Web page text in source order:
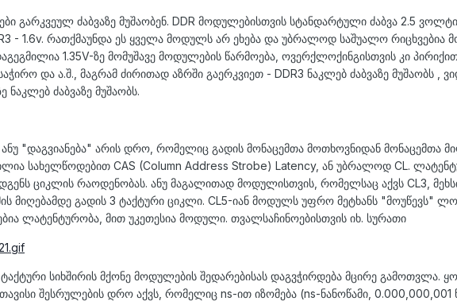
გარკვეულ ძაბვაზე მუშაობენ. DDR მოდულებისთვის სტანდარტული ძაბვა 2.5
- 1.6v. რათქმაუნდა ეს ყველა მოდულს არ ეხება და უბრალოდ საშუალო რიცხვებია
1.35V-ზე მომუშავე მოდულების წარმოება, ოვერქლოქინგისთვის კი
საჭირო და ა.შ., მაგრამ ძირითად აზრში გაერკვიეთ - DDR3 ნაკლებ ძაბვაზე მუშაობს ,
ნაკლებ ძაბვაზე მუშაობს.
"დაგვიანება" არის დრო, რომელიც გადის მონაცემთა მოთხოვნიდან მონაცემთა
სახელწოდებით CAS (Column Address Strobe) Latency, ან უბრალოდ CL.
ციკლის რაოდენობას. ანუ მაგალითად მოდულისთვის, რომელსაც აქვს CL3,
მიღებამდე გადის 3 ტაქტური ციკლი. CL5-იან მოდულს უფრო მეტხანს "მოუწევს"
ლატენტურობა, მით უკეთესია მოდული. თვალსაჩინოებისთვის იხ. სურათი
ტაქტური სიხშირის მქონე მოდულების შედარებისას დაგვჭირდება მცირე გამოთვლა.
შესრულების დრო აქვს, რომელიც ns-ით იზომება (ns-ნანოწამი, 0.000,000,001